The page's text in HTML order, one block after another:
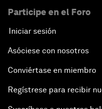
Participe en el Foro
Iniciar sesión
Asóciese con nosotros
Conviértase en miembro
Regístrese para recibir